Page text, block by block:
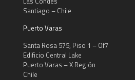
Santiago – Chile
Puerto Varas
Santa Rosa 575, Piso 1 – Of7
Edificio Central Lake
Puerto Varas – X Región
Chile